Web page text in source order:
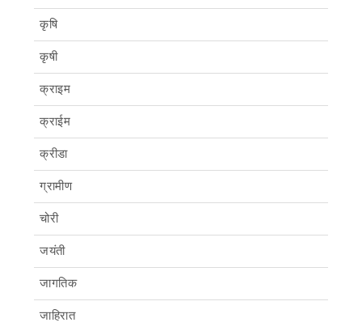
कृषि
कृषी
क्राइम
क्राईम
क्रीडा
ग्रामीण
चोरी
जयंती
जागतिक
जाहिरात